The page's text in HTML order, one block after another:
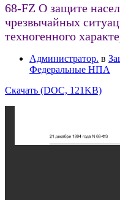
68-FZ О защите
чрезвычайных
техногенного
Администратор. в
Федеральные НПА
Скачать (DOC, 121KB)